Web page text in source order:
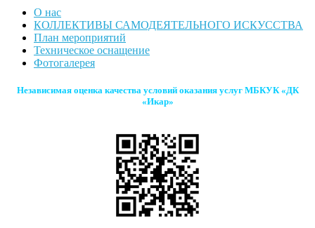
О нас
КОЛЛЕКТИВЫ САМОДЕЯТЕЛЬНОГО ИСКУССТВА
План мероприятий
Техническое оснащение
Фотогалерея
Независимая оценка качества условий оказания услуг МБКУК «ДК
«Икар»